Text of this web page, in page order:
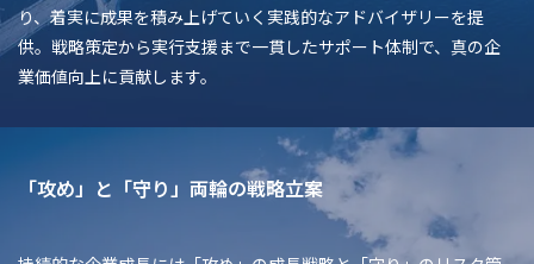
り、着実に成果を積み上げていく実践的なアドバイザリーを提
供。戦略策定から実行支援まで一貫したサポート体制で、真の企
業価値向上に貢献します。
「攻め」と「守り」両輪の戦略立案